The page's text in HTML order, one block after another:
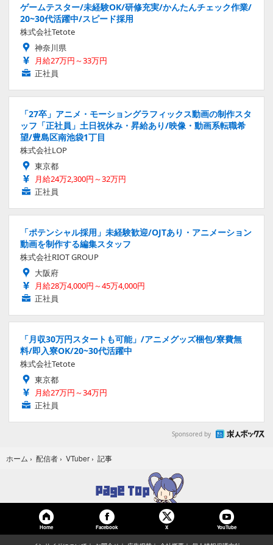
ゲームテスター/未経験OK/研修充実/かんたんチェック作業/
20~30代活躍中/スピード採用
株式会社Tetote
神奈川県
月給27万円～33万円
正社員
「27卒」アニメ・モーショングラフィックス動画の制作スタ
ッフ「正社員」土日祝休み・昇給あり/映像・動画系転職希
望/豊島区南池袋1丁目
株式会社LOP
東京都
月給24万2,300円～32万円
正社員
「ポテンシャル採用」未経験歓迎/OJTあり・アニメーション
動画を制作する編集スタッフ
株式会社RIOT GROUP
大阪府
月給28万4,000円～45万4,000円
正社員
「月収30万円スタートも可能」/アニメグッズ梱包/寮費無
料/即入寮OK/20~30代活躍中
株式会社Tetote
東京都
月給27万円～34万円
正社員
Sponsored by
ホーム › 配信者 › VTuber › 記事
Home Facebook X YouTube